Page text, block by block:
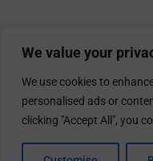
We value your
We use cookies to
personalised ads or
clicking "Accept All", you